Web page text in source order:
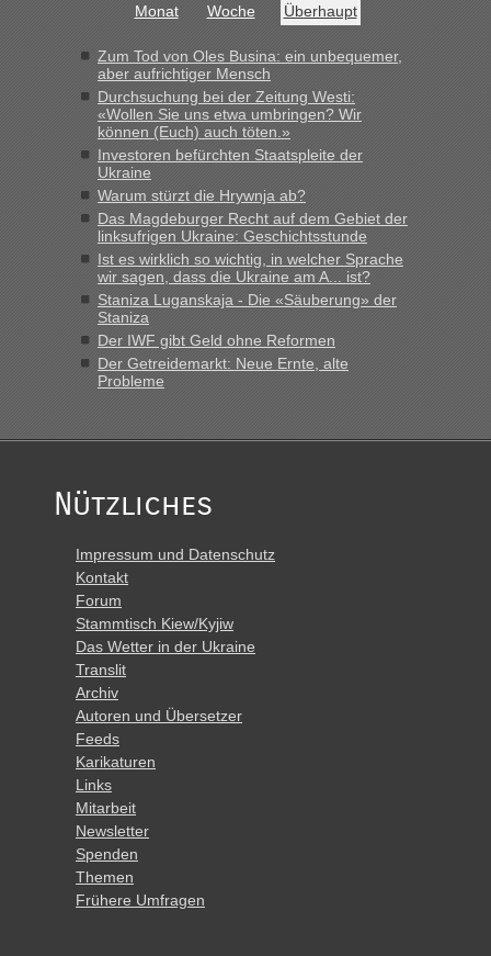
Monat Woche Überhaupt
Zum Tod von Oles Busina: ein unbequemer,
aber aufrichtiger Mensch
Durchsuchung bei der Zeitung Westi:
«Wollen Sie uns etwa umbringen? Wir
können (Euch) auch töten.»
Investoren befürchten Staatspleite der
Ukraine
Warum stürzt die Hrywnja ab?
Das Magdeburger Recht auf dem Gebiet der
linksufrigen Ukraine: Geschichtsstunde
Ist es wirklich so wichtig, in welcher Sprache
wir sagen, dass die Ukraine am A... ist?
Staniza Luganskaja - Die «Säuberung» der
Staniza
Der IWF gibt Geld ohne Reformen
Der Getreidemarkt: Neue Ernte, alte
Probleme
Nützliches
Impressum und Datenschutz
Kontakt
Forum
Stammtisch Kiew/Kyjiw
Das Wetter in der Ukraine
Translit
Archiv
Autoren und Übersetzer
Feeds
Karikaturen
Links
Mitarbeit
Newsletter
Spenden
Themen
Frühere Umfragen